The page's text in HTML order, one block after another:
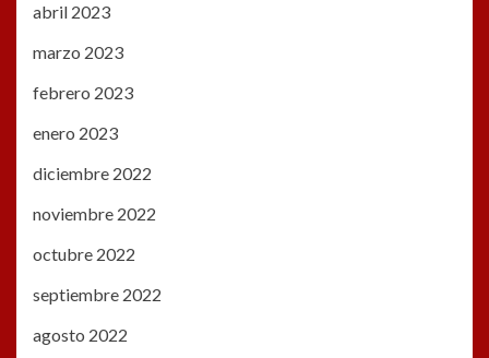
abril 2023
marzo 2023
febrero 2023
enero 2023
diciembre 2022
noviembre 2022
octubre 2022
septiembre 2022
agosto 2022